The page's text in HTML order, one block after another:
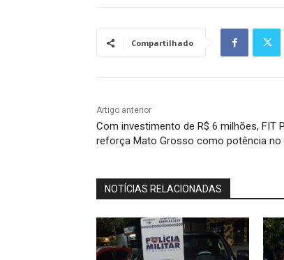
Compartilhado
Artigo anterior
Com investimento de R$ 6 milhões, FIT
reforça Mato Grosso como potência no
NOTÍCIAS RELACIONADAS